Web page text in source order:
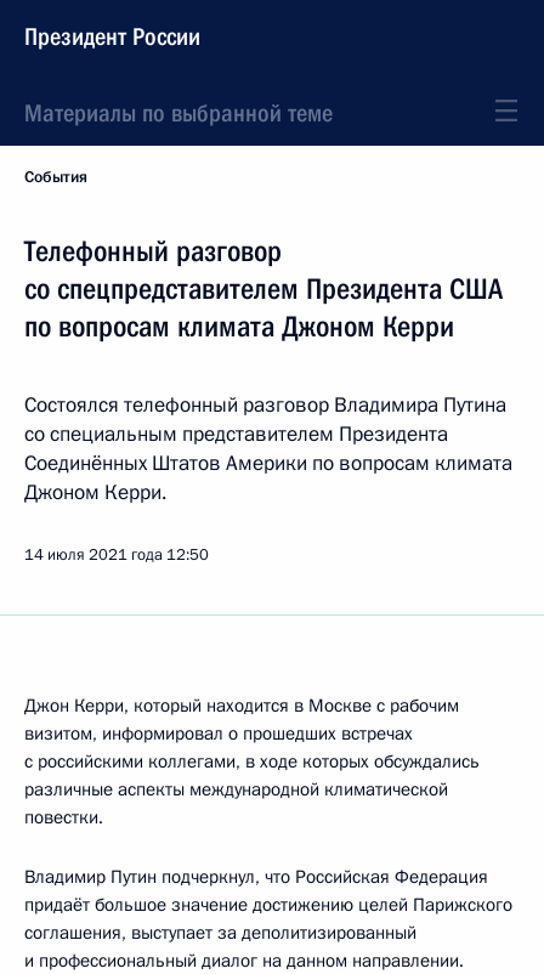
Президент России
Материалы по выбранной теме
События
Телефонный разговор
со спецпредставителем Президента США
по вопросам климата Джоном Керри
Состоялся телефонный разговор Владимира Путина
со специальным представителем Президента
Соединённых Штатов Америки по вопросам климата
Джоном Керри.
14 июля 2021 года 12:50
Джон Керри, который находится в Москве с рабочим
визитом, информировал о прошедших встречах
с российскими коллегами, в ходе которых обсуждались
различные аспекты международной климатической
повестки.
Владимир Путин подчеркнул, что Российская Федерация
придаёт большое значение достижению целей Парижского
соглашения, выступает за деполитизированный
и профессиональный диалог на данном направлении.